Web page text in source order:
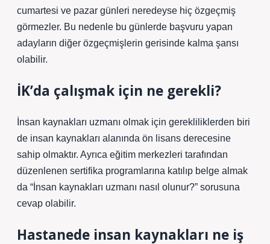
cumartesi ve pazar günleri neredeyse hiç özgeçmiş
görmezler. Bu nedenle bu günlerde başvuru yapan
adayların diğer özgeçmişlerin gerisinde kalma şansı
olabilir.
İK’da çalışmak için ne gerekli?
İnsan kaynakları uzmanı olmak için gerekliliklerden biri
de insan kaynakları alanında ön lisans derecesine
sahip olmaktır. Ayrıca eğitim merkezleri tarafından
düzenlenen sertifika programlarına katılıp belge almak
da “İnsan kaynakları uzmanı nasıl olunur?” sorusuna
cevap olabilir.
Hastanede insan kaynakları ne iş